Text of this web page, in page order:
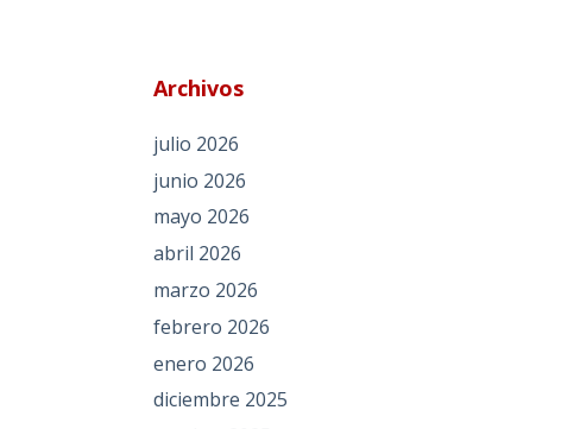
Archivos
julio 2026
junio 2026
mayo 2026
abril 2026
marzo 2026
febrero 2026
enero 2026
diciembre 2025